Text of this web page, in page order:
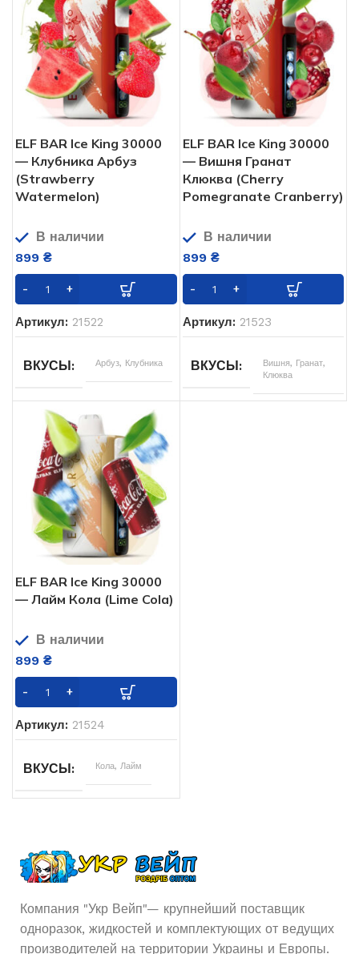
ELF BAR Ice King 30000
— Клубника Арбуз
(Strawberry
Watermelon)
В наличии
899 ₴
Артикул: 21522
ВКУСЫ Арбуз, Клубника
ELF BAR Ice King 30000
— Вишня Гранат
Клюква (Cherry
Pomegranate Cranberry)
В наличии
899 ₴
Артикул: 21523
ВКУСЫ Вишня, Гранат,
Клюква
ELF BAR Ice King 30000
— Лайм Кола (Lime Cola)
В наличии
899 ₴
Артикул: 21524
ВКУСЫ Кола, Лайм
Компания "Укр Вейп"— крупнейший поставщик
одноразок, жидкостей и комплектующих от ведущих
производителей на территории Украины и Европы.